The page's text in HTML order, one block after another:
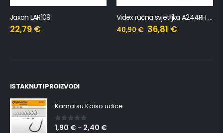
Jaxon LAR109
22,79 €
Videx ručna svjetiljka A244RH – 600Lm
40,90€ 36,81 €
ISTAKNUTI PROIZVODI
Kamatsu Koiso udice
0 out of 5
1,90 € – 2,40 €